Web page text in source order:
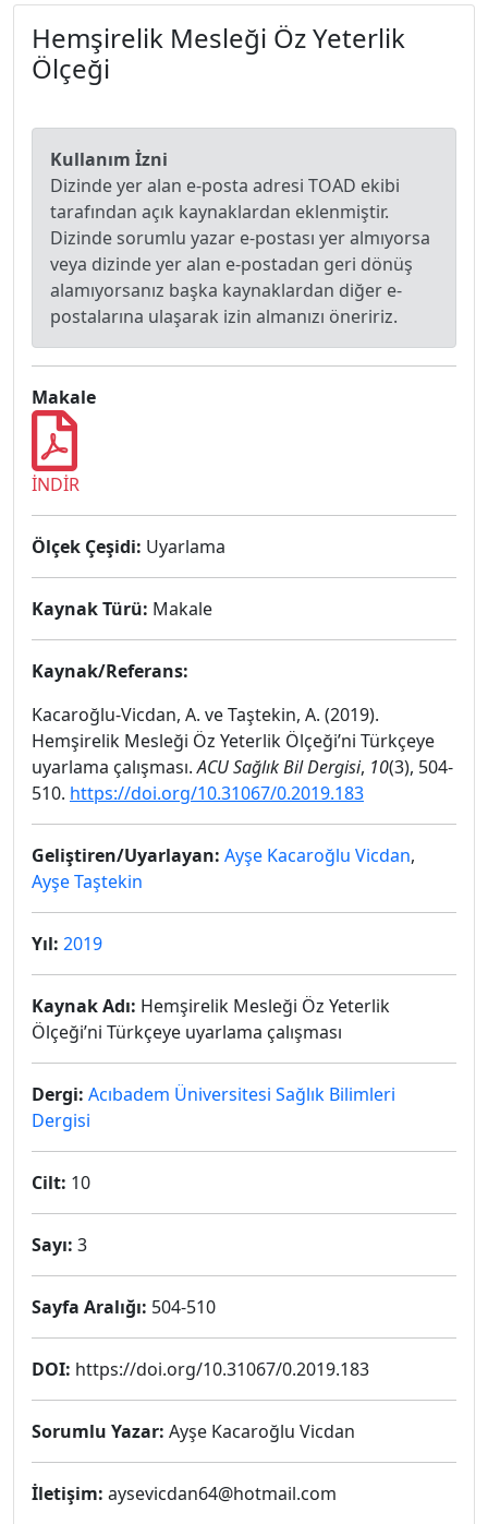
Hemşirelik Mesleği Öz Yeterlik
Ölçeği
Kullanım İzni
Dizinde yer alan e-posta adresi TOAD ekibi
tarafından açık kaynaklardan eklenmiştir.
Dizinde sorumlu yazar e-postası yer almıyorsa
veya dizinde yer alan e-postadan geri dönüş
alamıyorsanız başka kaynaklardan diğer e-
postalarına ulaşarak izin almanızı öneririz.
Makale
İNDİR
Ölçek Çeşidi: Uyarlama
Kaynak Türü: Makale
Kaynak/Referans:
Kacaroğlu-Vicdan, A. ve Taştekin, A. (2019).
Hemşirelik Mesleği Öz Yeterlik Ölçeği’ni Türkçeye
uyarlama çalışması.ACU Sağlık Bil Dergisi, 10(3), 504-
510. https://doi.org/10.31067/0.2019.183
Geliştiren/Uyarlayan: Ayşe Kacaroğlu Vicdan,
Ayşe Taştekin
Yıl: 2019
Kaynak Adı: Hemşirelik Mesleği Öz Yeterlik
Ölçeği’ni Türkçeye uyarlama çalışması
Dergi: Acıbadem Üniversitesi Sağlık Bilimleri
Dergisi
Cilt: 10
Sayı: 3
Sayfa Aralığı: 504-510
DOI: https://doi.org/10.31067/0.2019.183
Sorumlu Yazar: Ayşe Kacaroğlu Vicdan
İletişim: aysevicdan64@hotmail.com